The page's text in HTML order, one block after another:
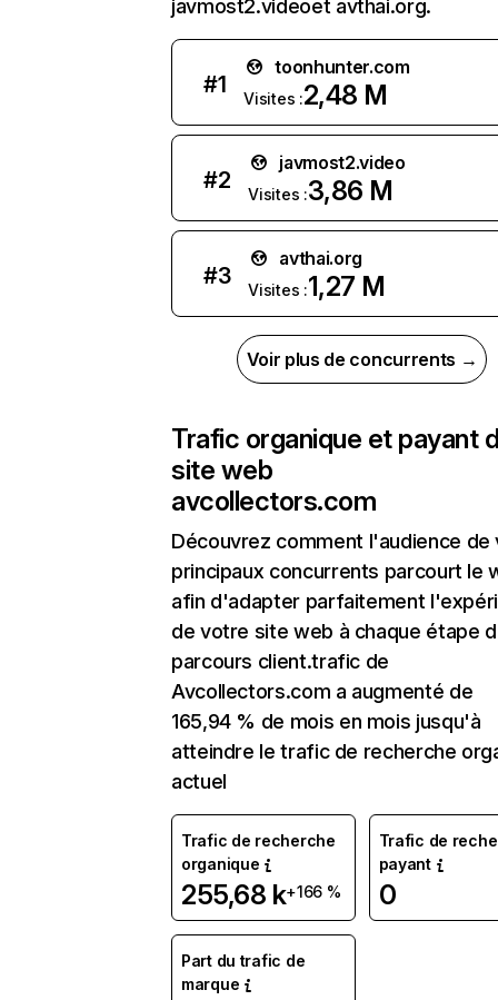
javmost2.videoet avthai.org.
#1
toonhunter.com
Visites :2,48 M
#2
javmost2.video
Visites :3,86 M
#3
avthai.org
Visites :1,27 M
Voir plus de concurrents →
Trafic organique et payant
site web
avcollectors.com
Découvrez comment l'audience de
principaux concurrents parcourt le
afin d'adapter parfaitement
de votre site web à chaque étape
parcours client.trafic de
Avcollectors.com a augmenté de
165,94 % de mois en mois jusqu'à
atteindre le trafic de recherche
actuel
Trafic de recherche
organique
255,68 k+166 %
Trafic de
payant
0
Part du trafic de
marque